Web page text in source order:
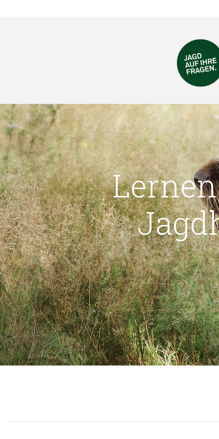
Niederthalheim
Jägerschaft Attnang
Parcours durch die Natur -
Schule und Jagd in der JG-
Rutzenham
VS Bruckmühl
2. Klasse Volksschule
Neukirchen/Vöckla
Schule und Jagd in
Schwanenstadt
Schule und Jagd
Weißenkirchen
Besuch eines Jägers in der
1.Klasse der VS Bruckmühl
Besuch des Jägers in
Aurach
Lehrausgänge mit den